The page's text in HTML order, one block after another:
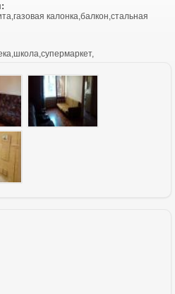
калонка,балкон,стальная